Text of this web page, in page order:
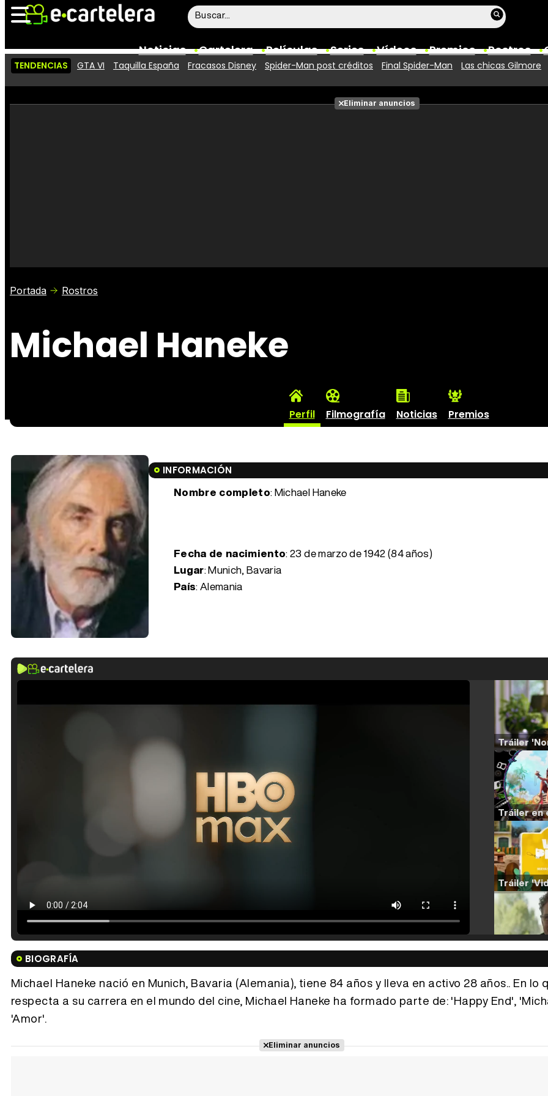
Noticias Cartelera Películas Series Vídeos Premios Rostros
Vídeos
Taquilla Fotos
TENDENCIAS GTA VI Taquilla España Fracasos Disney Spider-Man post créditos Final Spider-Man Las chicas Gilmore
Eliminar anuncios
Portada Rostros
Michael Haneke
Perfil Filmografía Noticias Premios
INFORMACIÓN
Nombre completo: Michael Haneke
Fecha de nacimiento:23 de marzo de 1942 (84 años)
Lugar: Munich, Bavaria
País: Alemania
BIOGRAFÍA
Michael Haneke nació en Munich, Bavaria (Alemania), tiene 84 años y lleva en activo 28 años.. En lo
respecta a su carrera en el mundo del cine, Michael Haneke ha formado parte de: 'Happy End',
'Amor'.
Eliminar anuncios